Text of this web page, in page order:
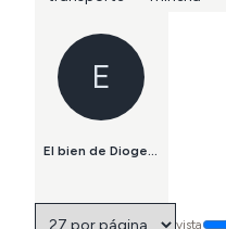
E
El bien de Diogenes
vista